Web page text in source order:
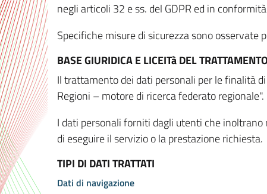
negli articoli 32 e ss. del GDPR ed in
Specifiche misure di sicurezza sono
BASE GIURIDICA E LICEITà DEL TRATTAMENTO
Il trattamento dei dati personali per le finalità
Regioni – motore di ricerca federato regionale".
I dati personali forniti dagli utenti che
di eseguire il servizio o la prestazione richiesta.
TIPI DI DATI TRATTATI
Dati di navigazione